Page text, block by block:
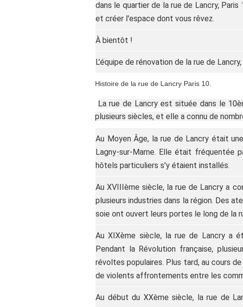
dans le quartier de la rue de Lancry,
et créer l'espace dont vous rêvez.
À bientôt !
L'équipe de rénovation de la rue de
Histoire de la rue de Lancry Paris 10.
La rue de Lancry est située dans le
plusieurs siècles, et elle a connu de
Au Moyen Âge, la rue de Lancry était
Lagny-sur-Marne. Elle était fréquentée
hôtels particuliers s'y étaient installés.
Au XVIIIème siècle, la rue de Lancry a
plusieurs industries dans la région. Des
soie ont ouvert leurs portes le long de la
Au XIXème siècle, la rue de Lancry a
Pendant la Révolution française,
révoltes populaires. Plus tard, au cours
de violents affrontements entre les
Au début du XXème siècle, la rue de